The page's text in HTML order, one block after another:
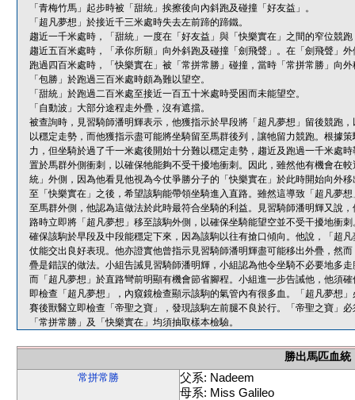
「青梅竹馬」起步時被「甜統」挨擦後向內斜跑及碰撞「好友益」。
「超凡夢想」於接近千三米處時失去左前蹄的蹄鐵。
趨近一千米處時，「甜統」一度在「好友益」與「快樂實在」之間的窄位競
趨近五百米處時，「承你所願」向外斜跑及碰撞「劍飛聲」。在「劍飛聲」
跑過四百米處時，「快樂實在」被「常拼常勝」碰撞，當時「常拼常勝」向
「包勝」於跑過三百米處時頗為難以望空。
「甜統」於跑過二百米處至接近一百五十米處時受困而未能望空。
「自動波」大部分途程走外疊，沒有遮擋。
被查詢時，見習騎師潘明輝表示，他獲指示於早段將「超凡夢想」留後競跑
以穩定走勢，而他獲指示盡可能將坐騎留至馬群後列，讓牠留力競跑。根據
力，但坐騎於過了千一米處後開始十分難以穩定走勢，趨近及跑過一千米處
置於馬群外側衝刺，以確保牠能夠不受干擾地衝刺。因此，雖然他有機會在
統」外側，因為他看見他視為今仗爭勝分子的「快樂實在」於此時開始向外
至「快樂實在」之後，希望該駒能帶領坐騎進入直路。雖然這導致「超凡夢
至馬群外側，他認為這做法於此時最符合坐騎的利益。見習騎師潘明輝又說
路時立即將「超凡夢想」移至該駒外側，以確保坐騎能望空並不受干擾地衝
確保該駒於早段及中段能穩定下來，因為該駒以往有搶口傾向。他說，「超
仗能交出良好表現。他亦證實他曾指示見習騎師潘明輝盡可能移出外疊，然
疊是錯誤的做法。小組告誡見習騎師潘明輝，小組認為他令坐騎不必要地多
而「超凡夢想」於直路彎前明顯有機會節省腳程。小組進一步告誡他，他須
即檢查「超凡夢想」，內窺鏡檢查顯示該駒的氣管內有很多血。「超凡夢想
賽後獸醫立即檢查「帝聖之寶」，發現該駒左前腿不良於行。「帝聖之寶」
「常拼常勝」及「快樂實在」均須抽取樣本檢驗。
勝出馬匹血統
常拼常勝
父系: Nadeem
母系: Miss Galileo